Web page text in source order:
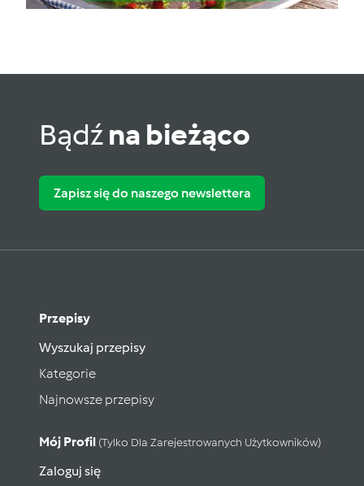
Bądźna bieżąco
Zapisz się do naszego newslettera
Przepisy
Wyszukaj przepisy
Kategorie
Najnowsze przepisy
Mój Profil (tylko Dla Zarejestrowanych Użytkowników)
Zaloguj się